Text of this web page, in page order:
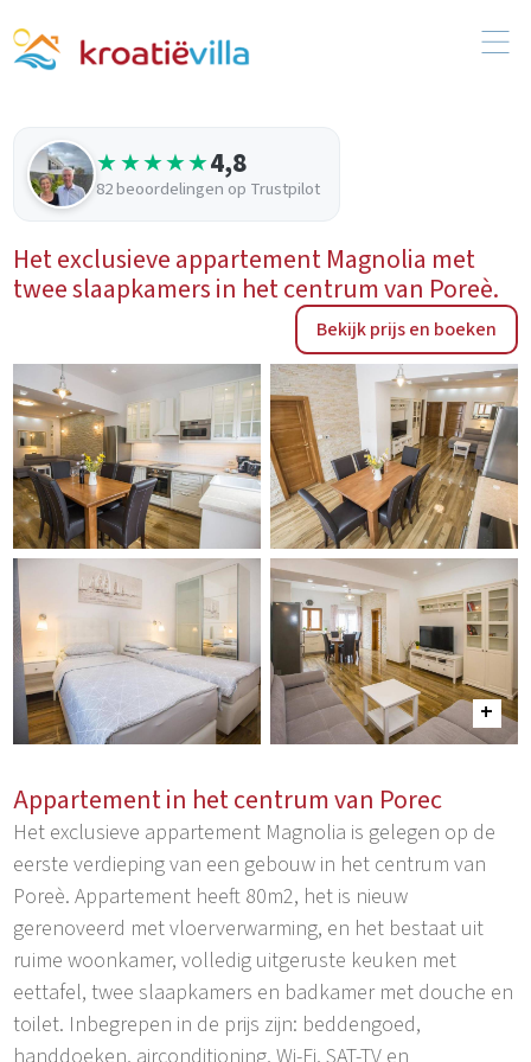
★★★★★4,8
82 beoordelingen op Trustpilot
Het exclusieve appartement Magnolia met
twee slaapkamers in het centrum van Poreè.
Bekijk prijs en boeken
Appartement in het centrum van Porec
Het exclusieve appartement Magnolia is gelegen op de
eerste verdieping van een gebouw in het centrum van
Poreè. Appartement heeft 80m2, het is nieuw
gerenoveerd met vloerverwarming, en het bestaat uit
ruime woonkamer, volledig uitgeruste keuken met
eettafel, twee slaapkamers en badkamer met douche en
toilet. Inbegrepen in de prijs zijn: beddengoed,